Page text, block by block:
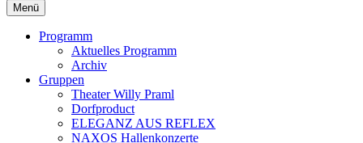
Menü
Programm
Aktuelles Programm
Archiv
Gruppen
Theater Willy Praml
Dorfproduct
ELEGANZ AUS REFLEX
NAXOS Hallenkonzerte